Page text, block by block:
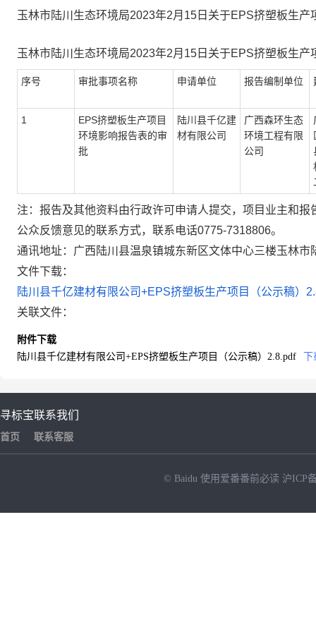
玉林市陆川生态环境局2023年2月15日关于EPS挤塑板生
玉林市陆川生态环境局2023年2月 15 日 关于EPS挤塑板生产
序号 审批事项名称 申请单位 报告编制单位
1
EPS挤塑板生产项目
环境影响报告表的审
批
陆川县千亿建
材有限公司
广西森环生态
环境工程有限
公司
注：报告及其他资料由行政许可申请人提交，项目业主和报
公众反馈意见的联系方式，联系电话0775-7318806。
通讯地址： 广西陆川县温泉镇城东新区文体中心三楼玉林市
文件下载：
陆川县千亿建材有限公司+EPS挤塑板生产项目（公示稿）
关联文件：
附件下载
陆川县千亿建材有限公司+EPS挤塑板生产项目（公示稿）2.8.pdf
寻标宝
首页
联系我们
联系客服
© Baidu 使用爱番番前必读 沪ICP